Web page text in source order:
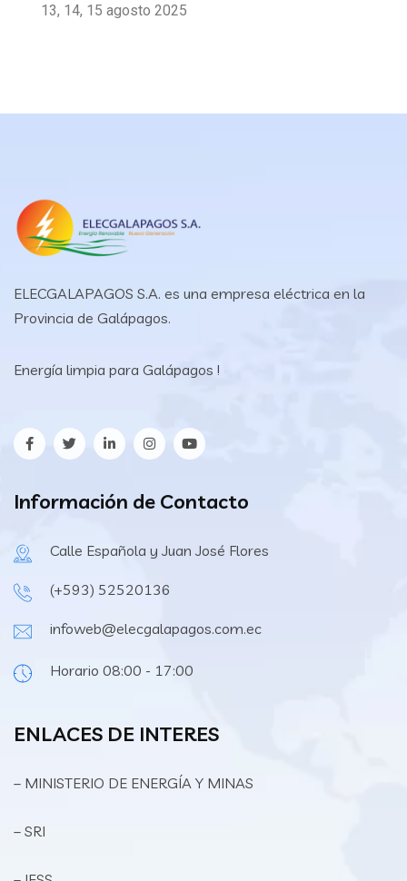
13, 14, 15 agosto 2025
ELECGALAPAGOS S.A. es una empresa eléctrica en la
Provincia de Galápagos.
Energía limpia para Galápagos !
Información de Contacto
Calle Española y Juan José Flores
(+593) 52520136
infoweb@elecgalapagos.com.ec
Horario 08:00 - 17:00
ENLACES DE INTERES
– MINISTERIO DE ENERGÍA Y MINAS
– SRI